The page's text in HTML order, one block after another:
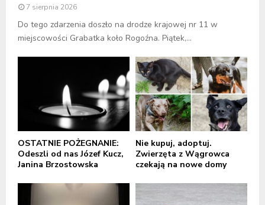
7 sierpnia 2026
Do tego zdarzenia doszło na drodze krajowej nr 11 w
miejscowości Grabatka koło Rogoźna. Piątek,...
OSTATNIE POŻEGNANIE:
Odeszli od nas Józef Kucz,
Janina Brzostowska
Nie kupuj, adoptuj.
Zwierzęta z Wągrowca
czekają na nowe domy